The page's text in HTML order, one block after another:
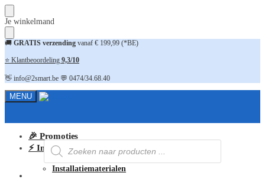
Skip
to
navigation
Skip
to
content
Je winkelmand
🚚 GRATIS verzending vanaf € 199,99 (*BE)
⭐ Klantbeoordeling 9,3/10
👋 info@2smart.be 💬 0474/34.68.40
MENU
Producten
zoeken
🎉 Promoties
⚡ Installatiematerialen
Installatiematerialen